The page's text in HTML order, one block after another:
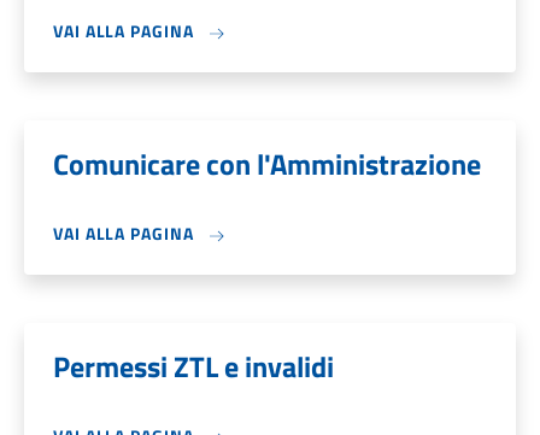
VAI ALLA PAGINA
Comunicare con l'Amministrazione
VAI ALLA PAGINA
Permessi ZTL e invalidi